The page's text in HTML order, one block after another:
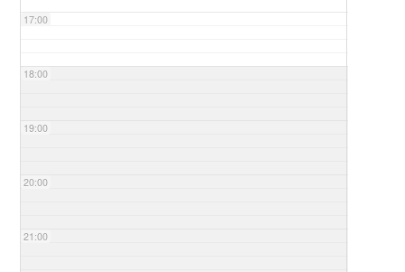
17:00
18:00
19:00
20:00
21:00